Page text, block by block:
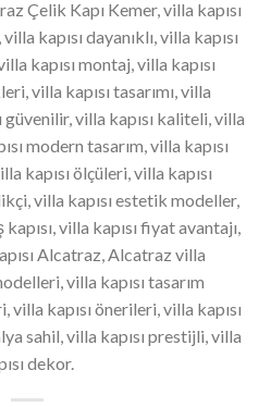
Çelik Kapı Kemer, villa kapısı
kapısı dayanıklı, villa kapısı
kapısı montaj, villa kapısı
villa kapısı tasarımı, villa
güvenilir, villa kapısı kaliteli, villa
modern tasarım, villa kapısı
kapısı ölçüleri, villa kapısı
villa kapısı estetik modeller,
villa kapısı fiyat avantajı,
Alcatraz, Alcatraz villa
villa kapısı tasarım
kapısı önerileri, villa kapısı
sahil, villa kapısı prestijli, villa
dekor.